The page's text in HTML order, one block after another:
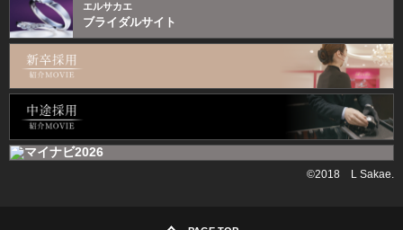
エルサカエ
ブライダルサイト
©2018 L Sakae.